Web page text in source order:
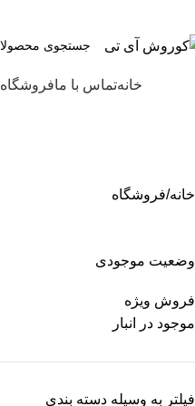
خانهتماس با مافروشگاه
خانه فروشگاه
وضعیت موجودی
فروش ویژه
موجود در انبار
فیلتر به وسیله دسته بندی